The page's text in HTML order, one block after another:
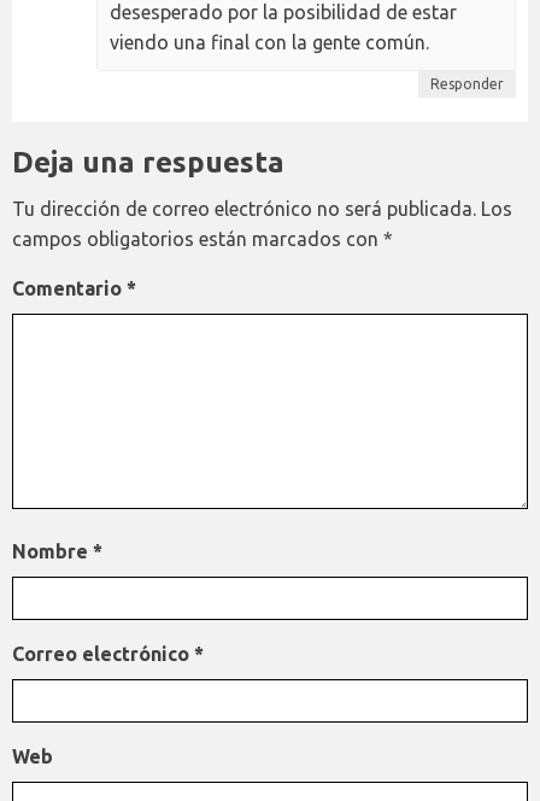
desesperado por la posibilidad de estar
viendo una final con la gente común.
Responder
Deja una respuesta
Tu dirección de correo electrónico no será publicada. Los
campos obligatorios están marcados con *
Comentario *
Nombre *
Correo electrónico *
Web